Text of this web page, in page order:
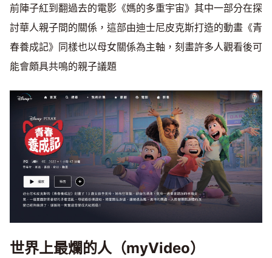
前陣子紅到翻過去的電影《媽的多重宇宙》其中一部分在探
討華人親子間的關係，這部由迪士尼皮克斯打造的動畫《青
春養成記》同樣也以母女關係為主軸，刻畫許多人觀看後可
能會頗具共鳴的親子議題
世界上最爛的人（myVideo）